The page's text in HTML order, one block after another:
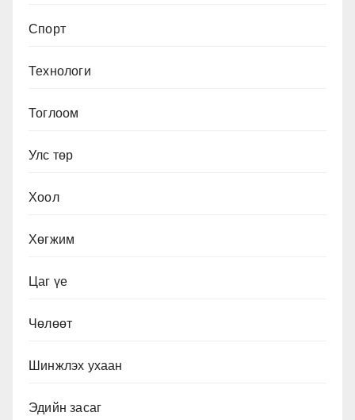
Спорт
Технологи
Тоглоом
Улс төр
Хоол
Хөгжим
Цаг үе
Чөлөөт
Шинжлэх ухаан
Эдийн засаг